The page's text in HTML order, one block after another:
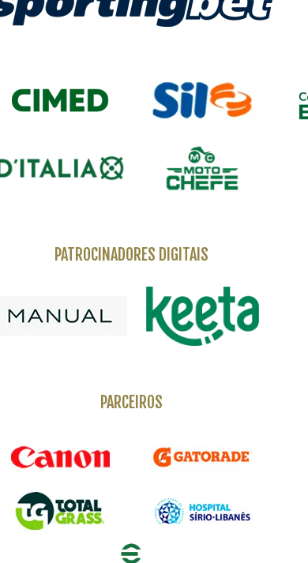
PATROCINADORES DIGITAIS
PARCEIROS